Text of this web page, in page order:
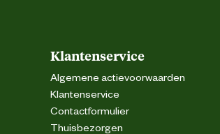
Klantenservice
Algemene actievoorwaarden
Klantenservice
Contactformulier
Thuisbezorgen